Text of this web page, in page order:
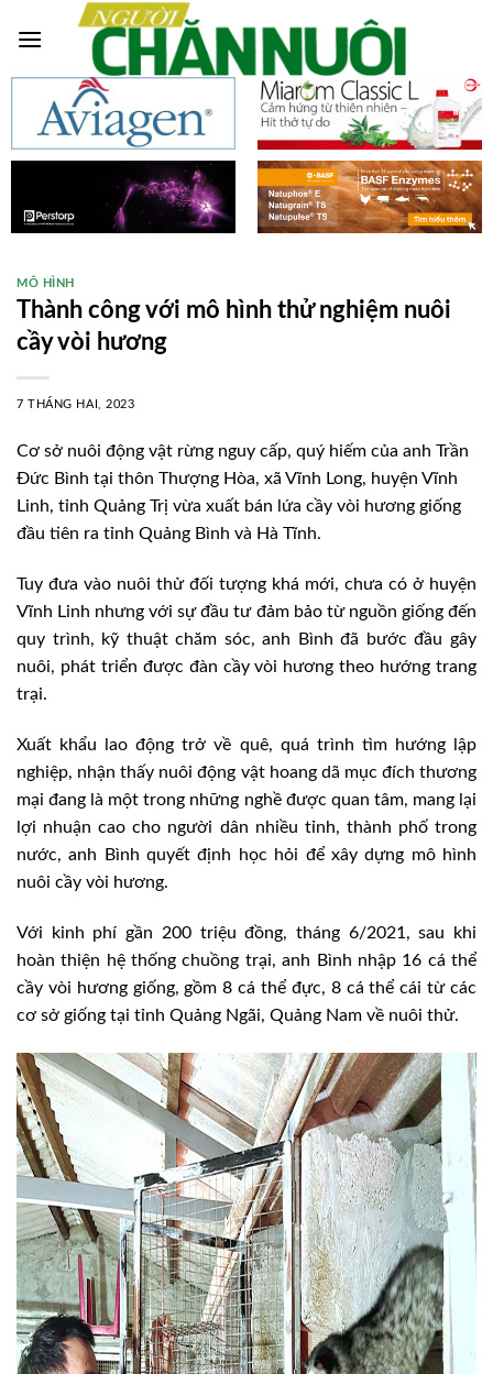
MÔ HÌNH
Thành công với mô hình thử nghiệm nuôi
cầy vòi hương
7 THÁNG HAI, 2023
Cơ sở nuôi động vật rừng nguy cấp, quý hiếm của anh Trần
Đức Bình tại thôn Thượng Hòa, xã Vĩnh Long, huyện Vĩnh
Linh, tỉnh Quảng Trị vừa xuất bán lứa cầy vòi hương giống
đầu tiên ra tỉnh Quảng Bình và Hà Tĩnh.
Tuy đưa vào nuôi thử đối tượng khá mới, chưa có ở huyện
Vĩnh Linh nhưng với sự đầu tư đảm bảo từ nguồn giống đến
quy trình, kỹ thuật chăm sóc, anh Bình đã bước đầu gây
nuôi, phát triển được đàn cầy vòi hương theo hướng trang
trại.
Xuất khẩu lao động trở về quê, quá trình tìm hướng lập
nghiệp, nhận thấy nuôi động vật hoang dã mục đích thương
mại đang là một trong những nghề được quan tâm, mang lại
lợi nhuận cao cho người dân nhiều tỉnh, thành phố trong
nước, anh Bình quyết định học hỏi để xây dựng mô hình
nuôi cầy vòi hương.
Với kinh phí gần 200 triệu đồng, tháng 6/2021, sau khi
hoàn thiện hệ thống chuồng trại, anh Bình nhập 16 cá thể
cầy vòi hương giống, gồm 8 cá thể đực, 8 cá thể cái từ các
cơ sở giống tại tỉnh Quảng Ngãi, Quảng Nam về nuôi thử.